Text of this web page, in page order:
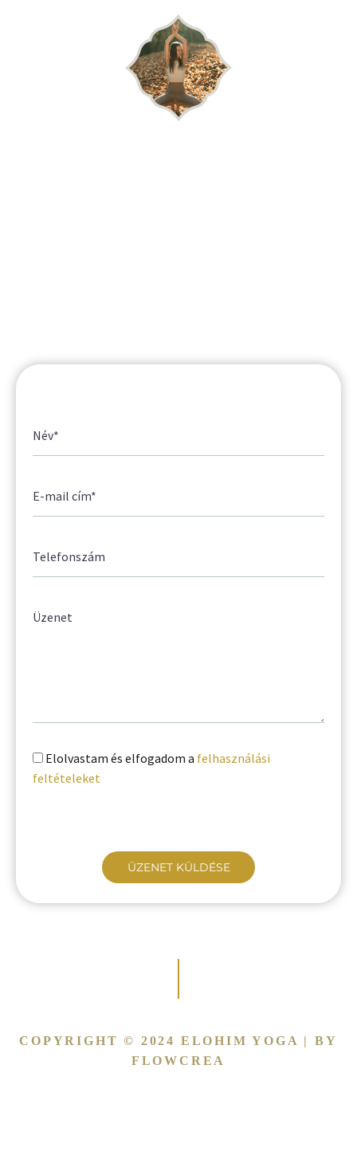
Elolvastam és elfogadom a felhasználási
feltételeket
COPYRIGHT © 2024 ELOHIM YOGA | BY
FLOWCREA